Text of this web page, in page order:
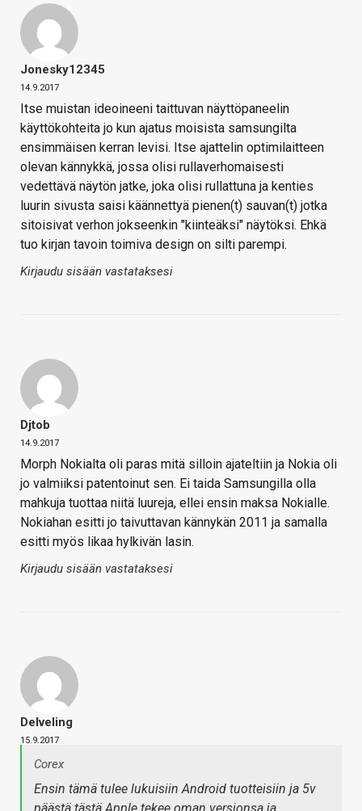
Jonesky12345
14.9.2017
Itse muistan ideoineeni taittuvan näyttöpaneelin
käyttökohteita jo kun ajatus moisista samsungilta
ensimmäisen kerran levisi. Itse ajattelin optimilaitteen
olevan kännykkä, jossa olisi rullaverhomaisesti
vedettävä näytön jatke, joka olisi rullattuna ja kenties
luurin sivusta saisi käännettyä pienen(t) sauvan(t) jotka
sitoisivat verhon jokseenkin "kiinteäksi" näytöksi. Ehkä
tuo kirjan tavoin toimiva design on silti parempi.
Kirjaudu sisään vastataksesi
Djtob
14.9.2017
Morph Nokialta oli paras mitä silloin ajateltiin ja Nokia oli
jo valmiiksi patentoinut sen. Ei taida Samsungilla olla
mahkuja tuottaa niitä luureja, ellei ensin maksa Nokialle.
Nokiahan esitti jo taivuttavan kännykän 2011 ja samalla
esitti myös likaa hylkivän lasin.
Kirjaudu sisään vastataksesi
Delveling
15.9.2017
Corex
Ensin tämä tulee lukuisiin Android tuotteisiin ja 5v